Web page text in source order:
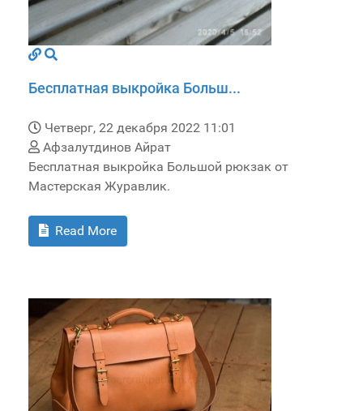
Бесплатная выкройка Больш...
Четверг, 22 декабря 2022 11:01
Афзалутдинов Айрат
Бесплатная выкройка Большой рюкзак от
Мастерская Журавлик.
Read More